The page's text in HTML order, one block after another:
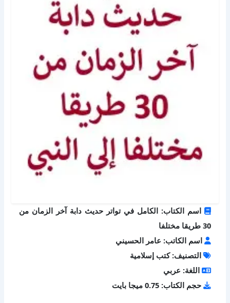
اسم الكتاب: الكامل في تواتر حديث دابة آخر الزمان من
30 طريقا مختلفا
اسم الكاتب: عامر الحسيني
التصنيف: كتب إسلامية
اللغة: عربي
حجم الكتاب: 0.75 ميجا بايت